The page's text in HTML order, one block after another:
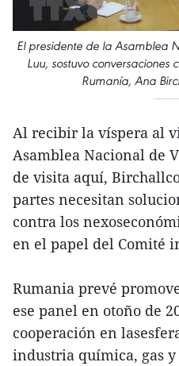
El presidente de la Asamblea
Luu, sostuvo
Rumanía, Ana
Al recibir la víspera al
Asamblea Nacional de
de visita aquí,
partes necesitan
contra los
en el papel del Comité
Rumania prevé
ese panel en otoño de
cooperación en
industria química, gas